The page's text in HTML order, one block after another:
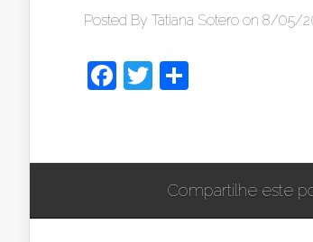
Posted By Tatiana Sotero on 8/05/
Facebook
Twitter
Compartilhe este